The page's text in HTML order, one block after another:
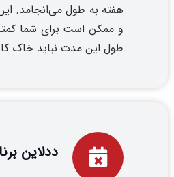
هفته به طول می‌انجامد.
و ممکن است برای شما
طول این مدت نباید خاک
ددلاین